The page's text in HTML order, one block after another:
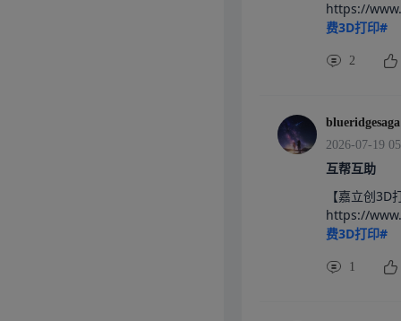
https://
费3D打印#
2
blueridgesaga
2026-07-19
互帮互助
【嘉立创
https://
费3D打印#
1